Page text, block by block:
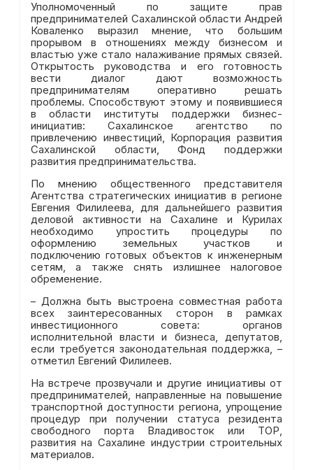
Уполномоченный по защите прав
предпринимателей Сахалинской области Андрей
Коваленко выразил мнение, что большим
прорывом в отношениях между бизнесом и
властью уже стало налаживание прямых связей.
Открытость руководства и его готовность
вести диалог дают возможность
предпринимателям оперативно решать
проблемы. Способствуют этому и появившиеся
в области институты поддержки бизнес-
инициатив: Сахалинское агентство по
привлечению инвестиций, Корпорация развития
Сахалинской области, Фонд поддержки
развития предпринимательства.
По мнению общественного представителя
Агентства стратегических инициатив в регионе
Евгения Филилеева, для дальнейшего развития
деловой активности на Сахалине и Курилах
необходимо упростить процедуры по
оформлению земельных участков и
подключению готовых объектов к инженерным
сетям, а также снять излишнее налоговое
обременение.
– Должна быть выстроена совместная работа
всех заинтересованных сторон в рамках
инвестиционного совета: органов
исполнительной власти и бизнеса, депутатов,
если требуется законодательная поддержка, –
отметил Евгений Филилеев.
На встрече прозвучали и другие инициативы от
предпринимателей, направленные на повышение
транспортной доступности региона, упрощение
процедур при получении статуса резидента
свободного порта Владивосток или ТОР,
развития на Сахалине индустрии строительных
материалов.